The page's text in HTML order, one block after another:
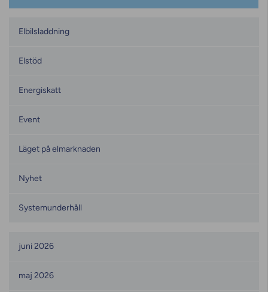
Elbilsladdning
Elstöd
Energiskatt
Event
Läget på elmarknaden
Nyhet
Systemunderhåll
juni 2026
maj 2026